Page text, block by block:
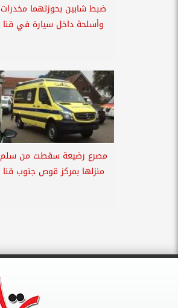
ضبط شابين بحوزتهما مخدرات
وأسلحة داخل سيارة في قنا
مصرع رضيعة سقطت من سلم
منزلها بمركز قوص جنوب قنا